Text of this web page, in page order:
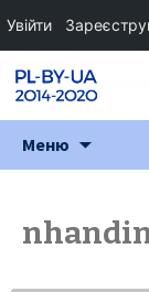
Меню
Увійти